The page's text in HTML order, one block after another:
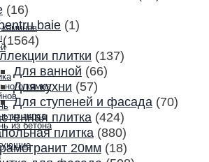
камня
из гипса
из бетона
(16)
baie (1)
(1564)
плитки (137)
Для ванной (66)
Для кухни (57)
Для ступеней и фасада (70)
плитка (424)
плитка (880)
20мм (18)